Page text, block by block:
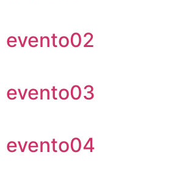
evento02
evento03
evento04